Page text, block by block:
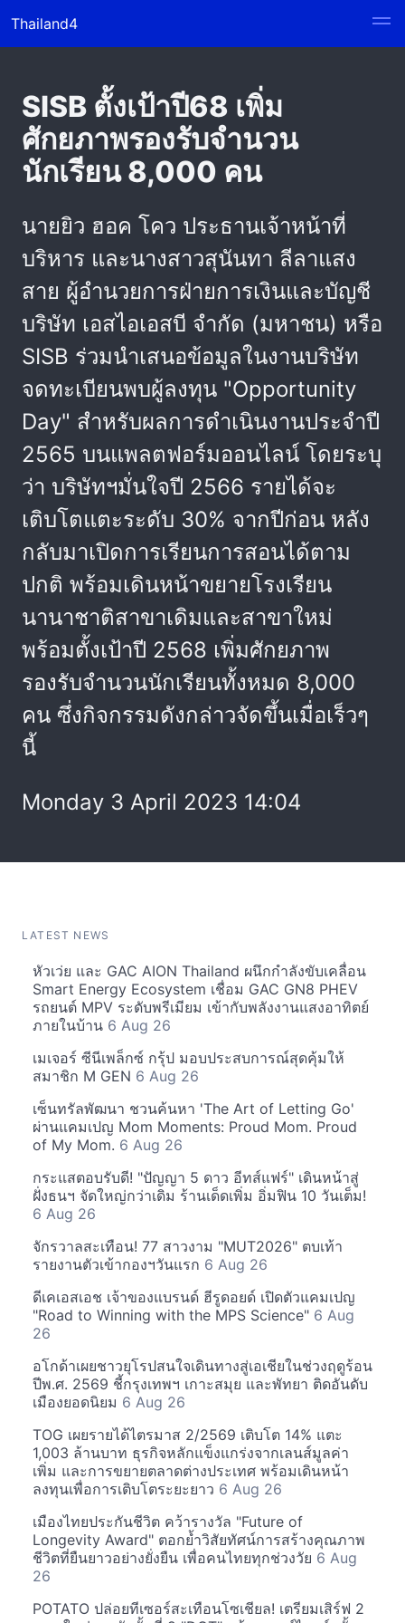
Thailand4
SISB ตั้งเป้าปี68 เพิ่ม
ศักยภาพรองรับจำนวน
นักเรียน 8,000 คน
นายยิว ฮอค โคว ประธานเจ้าหน้าที่
บริหาร และนางสาวสุนันทา ลีลาแสง
สาย ผู้อำนวยการฝ่ายการเงินและบัญชี
บริษัท เอสไอเอสบี จำกัด (มหาชน) หรือ
SISB ร่วมนำเสนอข้อมูลในงานบริษัท
จดทะเบียนพบผู้ลงทุน "Opportunity
Day" สำหรับผลการดำเนินงานประจำปี
2565 บนแพลตฟอร์มออนไลน์ โดยระบุ
ว่า บริษัทฯมั่นใจปี 2566 รายได้จะ
เติบโตแตะระดับ 30% จากปีก่อน หลัง
กลับมาเปิดการเรียนการสอนได้ตาม
ปกติ พร้อมเดินหน้าขยายโรงเรียน
นานาชาติสาขาเดิมและสาขาใหม่
พร้อมตั้งเป้าปี 2568 เพิ่มศักยภาพ
รองรับจำนวนนักเรียนทั้งหมด 8,000
คน ซึ่งกิจกรรมดังกล่าวจัดขึ้นเมื่อเร็วๆ
นี้
Monday 3 April 2023 14:04
LATEST NEWS
หัวเว่ย และ GAC AION Thailand ผนึกกำลังขับเคลื่อน
Smart Energy Ecosystem เชื่อม GAC GN8 PHEV
รถยนต์ MPV ระดับพรีเมียม เข้ากับพลังงานแสงอาทิตย์
ภายในบ้าน 6 Aug 26
เมเจอร์ ซีนีเพล็กซ์ กรุ้ป มอบประสบการณ์สุดคุ้มให้
สมาชิก M GEN 6 Aug 26
เซ็นทรัลพัฒนา ชวนค้นหา 'The Art of Letting Go'
ผ่านแคมเปญ Mom Moments: Proud Mom. Proud
of My Mom. 6 Aug 26
กระแสตอบรับดี! "ปัญญา 5 ดาว อีทส์แฟร์" เดินหน้าสู่
ฝั่งธนฯ จัดใหญ่กว่าเดิม ร้านเด็ดเพิ่ม อิ่มฟิน 10 วันเต็ม!
6 Aug 26
จักรวาลสะเทือน! 77 สาวงาม "MUT2026" ตบเท้า
รายงานตัวเข้ากองฯวันแรก 6 Aug 26
ดีเคเอสเอช เจ้าของแบรนด์ ฮีรูดอยด์ เปิดตัวแคมเปญ
"Road to Winning with the MPS Science" 6 Aug
26
อโกด้าเผยชาวยุโรปสนใจเดินทางสู่เอเชียในช่วงฤดูร้อน
ปีพ.ศ. 2569 ชี้กรุงเทพฯ เกาะสมุย และพัทยา ติดอันดับ
เมืองยอดนิยม 6 Aug 26
TOG เผยรายได้ไตรมาส 2/2569 เติบโต 14% แตะ
1,003 ล้านบาท ธุรกิจหลักแข็งแกร่งจากเลนส์มูลค่า
เพิ่ม และการขยายตลาดต่างประเทศ พร้อมเดินหน้า
ลงทุนเพื่อการเติบโตระยะยาว 6 Aug 26
เมืองไทยประกันชีวิต คว้ารางวัล "Future of
Longevity Award" ตอกย้ำวิสัยทัศน์การสร้างคุณภาพ
ชีวิตที่ยืนยาวอย่างยั่งยืน เพื่อคนไทยทุกช่วงวัย 6 Aug
26
POTATO ปล่อยทีเซอร์สะเทือนโซเชียล! เตรียมเสิร์ฟ 2